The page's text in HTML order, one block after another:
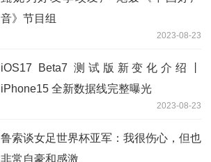
音》节目组
2023-08-23
iOS17 Beta7 测试版新变化介绍丨
iPhone15 全新数据线完整曝光
2023-08-23
鲁索谈女足世界杯亚军：我很伤心，但也
非常自豪和感激